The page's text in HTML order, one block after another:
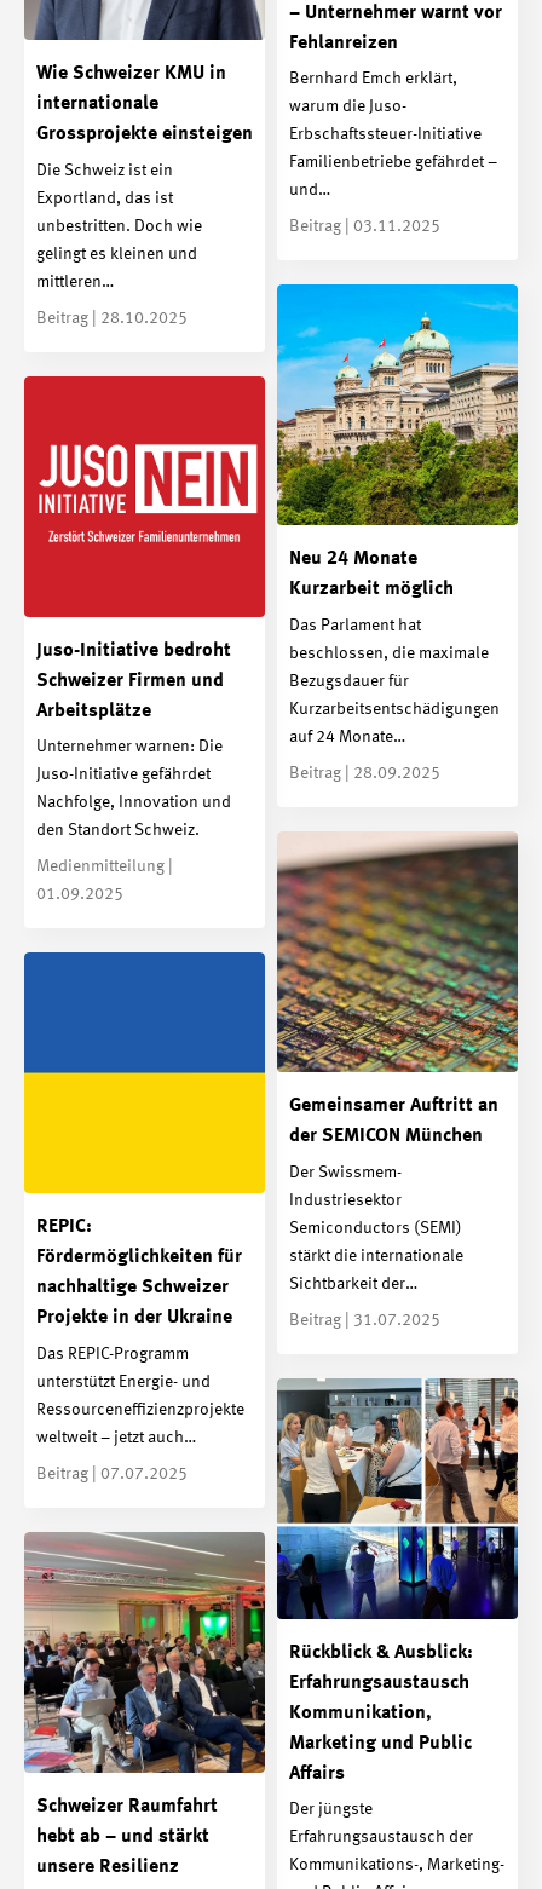
– Unternehmer warnt vor
Fehlanreizen
Bernhard Emch erklärt,
warum die Juso-
Erbschaftssteuer-Initiative
Familienbetriebe gefährdet –
und…
Beitrag | 03.11.2025
Wie Schweizer KMU in
internationale
Grossprojekte einsteigen
Die Schweiz ist ein
Exportland, das ist
unbestritten. Doch wie
gelingt es kleinen und
mittleren…
Beitrag | 28.10.2025
Neu 24 Monate
Kurzarbeit möglich
Das Parlament hat
beschlossen, die maximale
Bezugsdauer für
Kurzarbeitsentschädigungen
auf 24 Monate…
Beitrag | 28.09.2025
Juso-Initiative bedroht
Schweizer Firmen und
Arbeitsplätze
Unternehmer warnen: Die
Juso-Initiative gefährdet
Nachfolge, Innovation und
den Standort Schweiz.
Medienmitteilung |
01.09.2025
Gemeinsamer Auftritt an
der SEMICON München
Der Swissmem-
Industriesektor
Semiconductors (SEMI)
stärkt die internationale
Sichtbarkeit der…
Beitrag | 31.07.2025
REPIC:
Fördermöglichkeiten für
nachhaltige Schweizer
Projekte in der Ukraine
Das REPIC-Programm
unterstützt Energie- und
Ressourceneffizienzprojekte
weltweit – jetzt auch…
Beitrag | 07.07.2025
Rückblick & Ausblick:
Erfahrungsaustausch
Kommunikation,
Marketing und Public
Affairs
Der jüngste
Erfahrungsaustausch der
Kommunikations-, Marketing-
Schweizer Raumfahrt
hebt ab – und stärkt
unsere Resilienz